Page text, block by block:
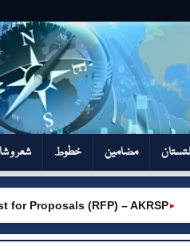
مضامین خطوط شعر و
►
(RFP) – AKRSP